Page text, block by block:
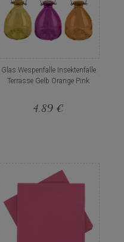
Glas Wespenfalle Insektenfalle
Terrasse Gelb Orange Pink
4,89 €